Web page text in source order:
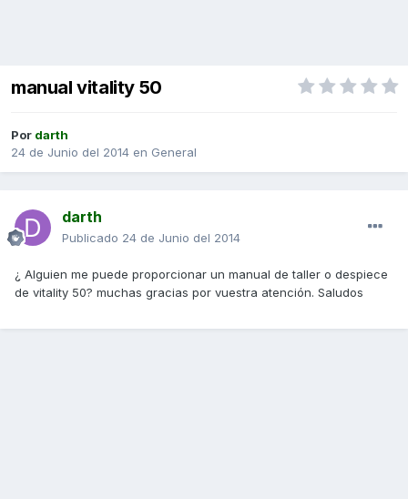
manual vitality 50
Por darth
24 de Junio del 2014 en General
darth
Publicado 24 de Junio del 2014
¿ Alguien me puede proporcionar un manual de taller o despiece
de vitality 50? muchas gracias por vuestra atención. Saludos